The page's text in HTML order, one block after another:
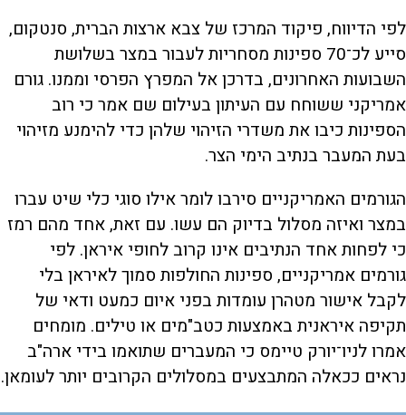
לפי הדיווח, פיקוד המרכז של צבא ארצות הברית, סנטקום,
סייע לכ־70 ספינות מסחריות לעבור במצר בשלושת
השבועות האחרונים, בדרכן אל המפרץ הפרסי וממנו. גורם
אמריקני ששוחח עם העיתון בעילום שם אמר כי רוב
הספינות כיבו את משדרי הזיהוי שלהן כדי להימנע מזיהוי
בעת המעבר בנתיב הימי הצר.
הגורמים האמריקניים סירבו לומר אילו סוגי כלי שיט עברו
במצר ואיזה מסלול בדיוק הם עשו. עם זאת, אחד מהם רמז
כי לפחות אחד הנתיבים אינו קרוב לחופי איראן. לפי
גורמים אמריקניים, ספינות החולפות סמוך לאיראן בלי
לקבל אישור מטהרן עומדות בפני איום כמעט ודאי של
תקיפה איראנית באמצעות כטב"מים או טילים. מומחים
אמרו לניו־יורק טיימס כי המעברים שתואמו בידי ארה"ב
נראים ככאלה המתבצעים במסלולים הקרובים יותר לעומאן.